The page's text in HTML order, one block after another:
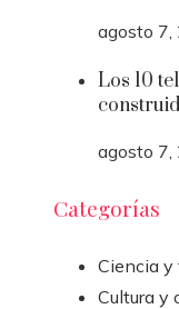
agosto 7,
Los 10
agosto 7,
Categorías
Ciencia
Cultura y